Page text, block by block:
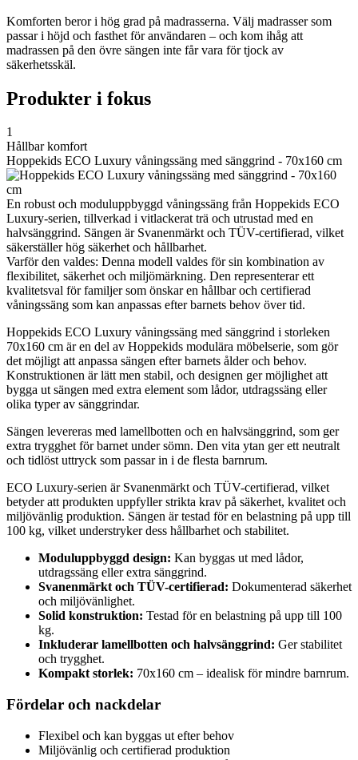
Komforten beror i hög grad på madrasserna. Välj madrasser som
passar i höjd och fasthet för användaren – och kom ihåg att
madrassen på den övre sängen inte får vara för tjock av
säkerhetsskäl.
Produkter i fokus
1
Hållbar komfort
Hoppekids ECO Luxury våningssäng med sänggrind - 70x160 cm
En robust och moduluppbyggd våningssäng från Hoppekids ECO
Luxury-serien, tillverkad i vitlackerat trä och utrustad med en
halvsänggrind. Sängen är Svanenmärkt och TÜV-certifierad, vilket
säkerställer hög säkerhet och hållbarhet.
Varför den valdes: Denna modell valdes för sin kombination av
flexibilitet, säkerhet och miljömärkning. Den representerar ett
kvalitetsval för familjer som önskar en hållbar och certifierad
våningssäng som kan anpassas efter barnets behov över tid.
Hoppekids ECO Luxury våningssäng med sänggrind i storleken
70x160 cm är en del av Hoppekids modulära möbelserie, som gör
det möjligt att anpassa sängen efter barnets ålder och behov.
Konstruktionen är lätt men stabil, och designen ger möjlighet att
bygga ut sängen med extra element som lådor, utdragssäng eller
olika typer av sänggrindar.
Sängen levereras med lamellbotten och en halvsänggrind, som ger
extra trygghet för barnet under sömn. Den vita ytan ger ett neutralt
och tidlöst uttryck som passar in i de flesta barnrum.
ECO Luxury-serien är Svanenmärkt och TÜV-certifierad, vilket
betyder att produkten uppfyller strikta krav på säkerhet, kvalitet och
miljövänlig produktion. Sängen är testad för en belastning på upp till
100 kg, vilket understryker dess hållbarhet och stabilitet.
Moduluppbyggd design: Kan byggas ut med lådor,
utdragssäng eller extra sänggrind.
Svanenmärkt och TÜV-certifierad: Dokumenterad säkerhet
och miljövänlighet.
Solid konstruktion: Testad för en belastning på upp till 100
kg.
Inkluderar lamellbotten och halvsänggrind: Ger stabilitet
och trygghet.
Kompakt storlek: 70x160 cm – idealisk för mindre barnrum.
Fördelar och nackdelar
Flexibel och kan byggas ut efter behov
Miljövänlig och certifierad produktion